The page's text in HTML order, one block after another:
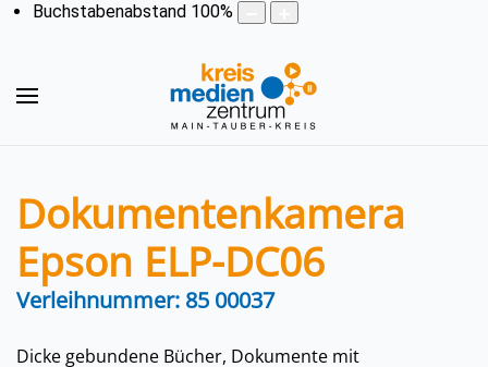
Buchstabenabstand 100%
Dokumentenkamera
Epson ELP-DC06
Verleihnummer: 85 00037
Dicke gebundene Bücher, Dokumente mit